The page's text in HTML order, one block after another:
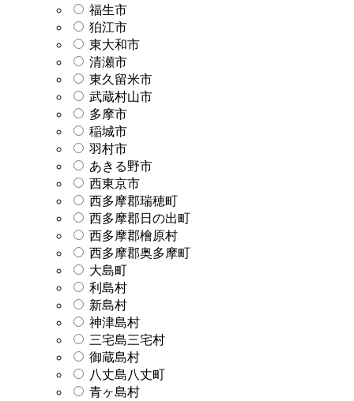
福生市
狛江市
東大和市
清瀬市
東久留米市
武蔵村山市
多摩市
稲城市
羽村市
あきる野市
西東京市
西多摩郡瑞穂町
西多摩郡日の出町
西多摩郡檜原村
西多摩郡奥多摩町
大島町
利島村
新島村
神津島村
三宅島三宅村
御蔵島村
八丈島八丈町
青ヶ島村